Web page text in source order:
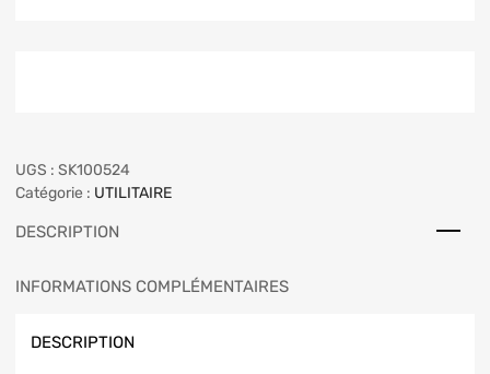
UGS : SK100524
Catégorie : UTILITAIRE
DESCRIPTION
INFORMATIONS COMPLÉMENTAIRES
DESCRIPTION